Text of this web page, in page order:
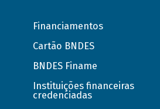
Financiamentos
Cartão BNDES
BNDES Finame
Instituições financeiras
credenciadas